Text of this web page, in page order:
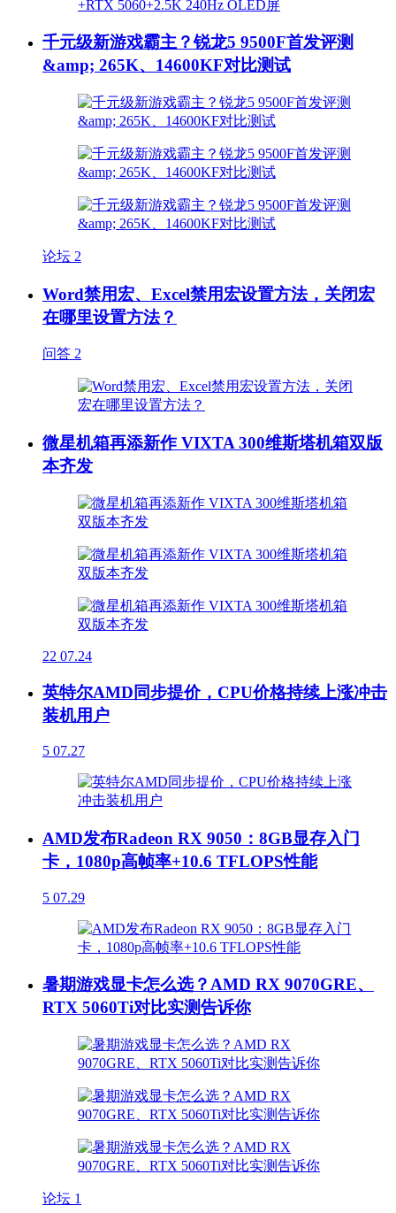
千元级新游戏霸主？锐龙5 9500F首发评测
&amp; 265K、14600KF对比测试
论坛 2
Word禁用宏、Excel禁用宏设置方法，关闭宏
在哪里设置方法？
问答 2
微星机箱再添新作 VIXTA 300维斯塔机箱双版
本齐发
22 07.24
英特尔AMD同步提价，CPU价格持续上涨冲击
装机用户
5 07.27
AMD发布Radeon RX 9050：8GB显存入门
卡，1080p高帧率+10.6 TFLOPS性能
5 07.29
暑期游戏显卡怎么选？AMD RX 9070GRE、
RTX 5060Ti对比实测告诉你
论坛 1